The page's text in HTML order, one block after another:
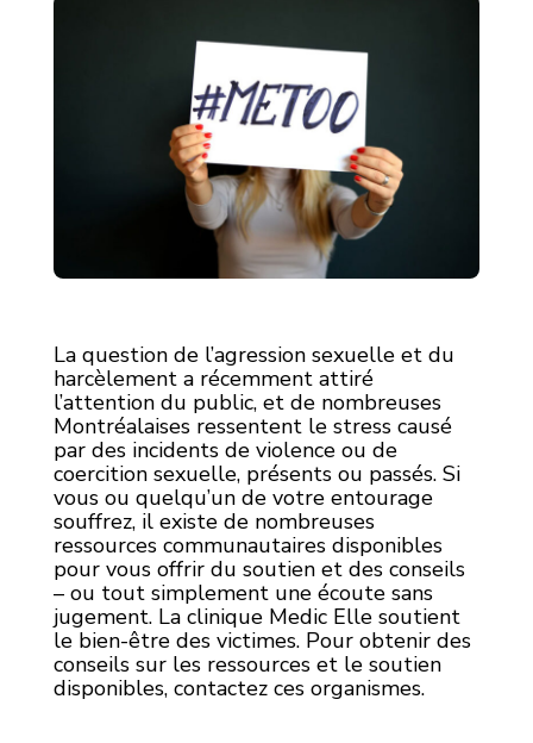
La question de l’agression sexuelle et du
harcèlement a récemment attiré
l’attention du public, et de nombreuses
Montréalaises ressentent le stress causé
par des incidents de violence ou de
coercition sexuelle, présents ou passés. Si
vous ou quelqu’un de votre entourage
souffrez, il existe de nombreuses
ressources communautaires disponibles
pour vous offrir du soutien et des conseils
– ou tout simplement une écoute sans
jugement. La clinique Medic Elle soutient
le bien-être des victimes. Pour obtenir des
conseils sur les ressources et le soutien
disponibles, contactez ces organismes.